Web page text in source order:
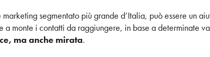
segmentato più grande d’Italia, può essere un
monte i contatti da raggiungere, in base a determinate
ma anche mirata.